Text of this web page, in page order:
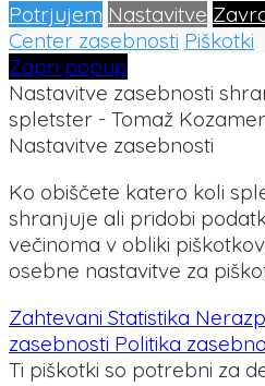
Potrjujem Nastavitve
Center zasebnosti Piškotki
Zapri popup
Nastavitve zasebnosti
spletster - Tomaž
Nastavitve zasebnosti
Ko obiščete katero koli
shranjuje ali pridobi
večinoma v obliki
osebne nastavitve za
Zahtevani Statistika
zasebnosti Politika
Ti piškotki so potrebni za